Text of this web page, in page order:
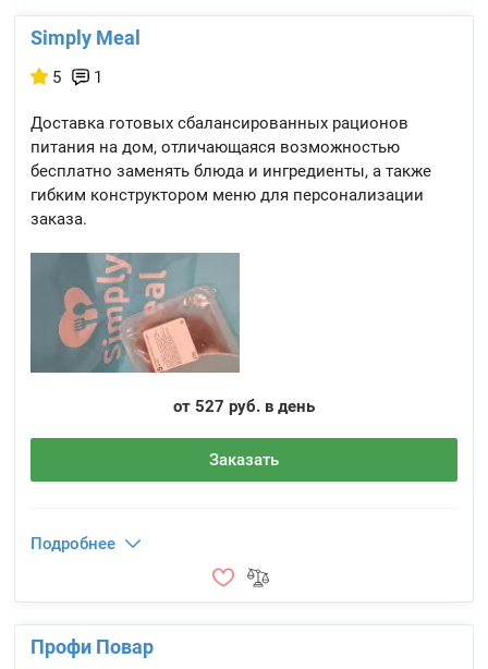
Simply Meal
5 1
Доставка готовых сбалансированных рационов
питания на дом, отличающаяся возможностью
бесплатно заменять блюда и ингредиенты, а также
гибким конструктором меню для персонализации
заказа.
от 527 руб. в день
Заказать
Подробнее
Профи Повар